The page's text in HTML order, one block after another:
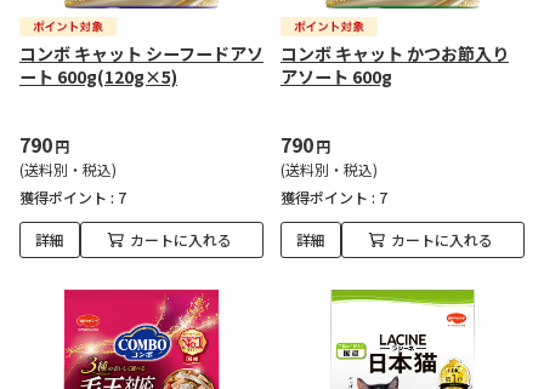
コンボ キャット シーフードアソ
ート 600g(120g×5)
790円
(送料別・税込)
獲得ポイント : 7
詳細 カートに入れる
コンボ キャット かつお節入り
アソート 600g
790円
(送料別・税込)
獲得ポイント : 7
詳細 カートに入れる